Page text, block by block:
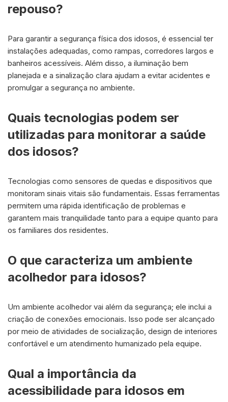
repouso?
Para garantir a segurança física dos idosos, é essencial ter
instalações adequadas, como rampas, corredores largos e
banheiros acessíveis. Além disso, a iluminação bem
planejada e a sinalização clara ajudam a evitar acidentes e
promulgar a segurança no ambiente.
Quais tecnologias podem ser
utilizadas para monitorar a saúde
dos idosos?
Tecnologias como sensores de quedas e dispositivos que
monitoram sinais vitais são fundamentais. Essas ferramentas
permitem uma rápida identificação de problemas e
garantem mais tranquilidade tanto para a equipe quanto para
os familiares dos residentes.
O que caracteriza um ambiente
acolhedor para idosos?
Um ambiente acolhedor vai além da segurança; ele inclui a
criação de conexões emocionais. Isso pode ser alcançado
por meio de atividades de socialização, design de interiores
confortável e um atendimento humanizado pela equipe.
Qual a importância da
acessibilidade para idosos em